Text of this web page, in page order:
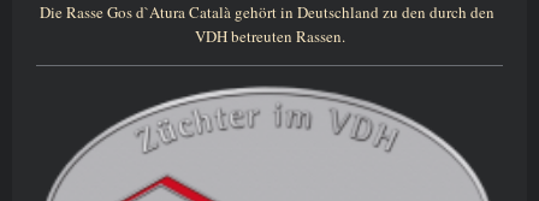
Die Rasse Gos d`Atura Català gehört in Deutschland zu den durch den
VDH betreuten Rassen.